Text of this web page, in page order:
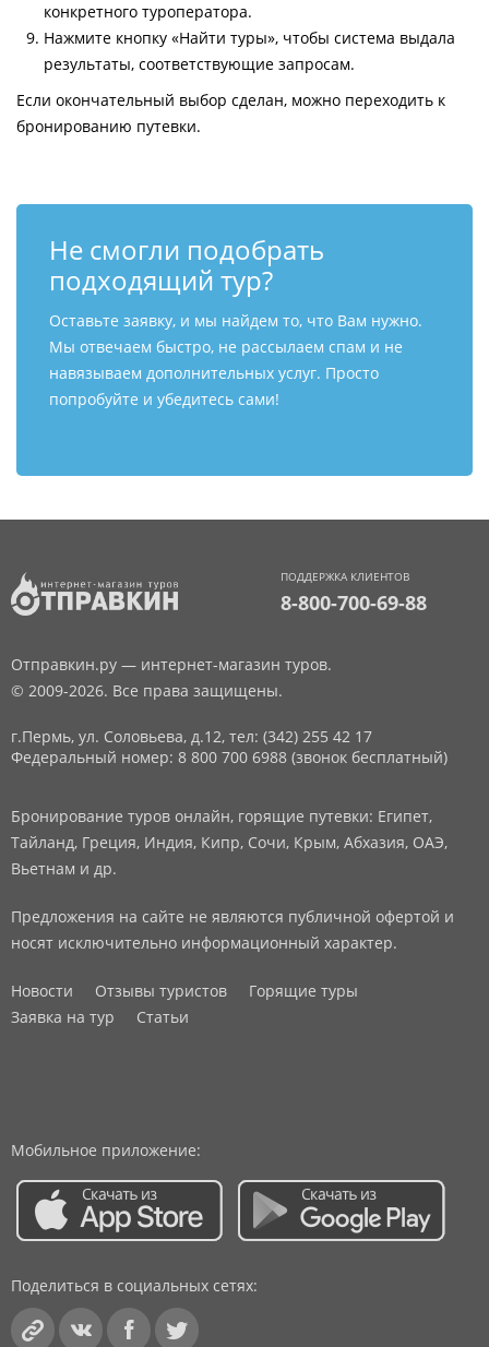
конкретного туроператора.
Нажмите кнопку «Найти туры», чтобы система выдала
результаты, соответствующие запросам.
Если окончательный выбор сделан, можно переходить к
бронированию путевки.
Не смогли подобрать
подходящий тур?
Оставьте заявку, и мы найдем то, что Вам нужно.
Мы отвечаем быстро, не рассылаем спам и не
навязываем дополнительных услуг. Просто
попробуйте и убедитесь сами!
ПОДДЕРЖКА КЛИЕНТОВ
8-800-700-69-88
Отправкин.ру — интернет-магазин туров.
© 2009-2026. Все права защищены.
г.Пермь, ул. Соловьева, д.12, тел: (342) 255 42 17
Федеральный номер: 8 800 700 6988 (звонок бесплатный)
Бронирование туров онлайн, горящие путевки: Египет,
Тайланд, Греция, Индия, Кипр, Сочи, Крым, Абхазия, ОАЭ,
Вьетнам и др.
Предложения на сайте не являются публичной офертой и
носят исключительно информационный характер.
Новости Отзывы туристов
Горящие туры
Заявка на тур
Статьи
Мобильное приложение:
Поделиться в социальных сетях: